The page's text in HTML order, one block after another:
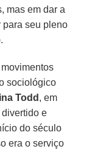
mas em dar a
para seu pleno
sociológico
Todd , em
divertido e
do século
era o serviço